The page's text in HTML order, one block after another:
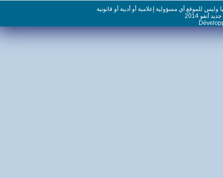
للموقع أي مسؤولية إعلامية أو أدبية أو قانونية
2014